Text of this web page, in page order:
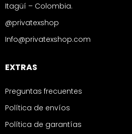
Itagüí – Colombia.
@privatexshop
Info@privatexshop.com
EXTRAS
Preguntas frecuentes
Política de envíos
Política de garantías